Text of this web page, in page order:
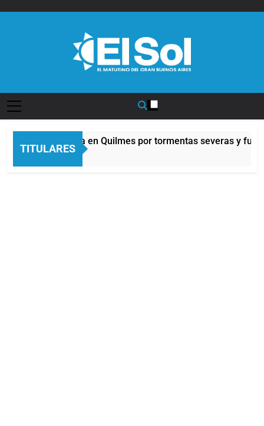
TITULARES
Alerta naranja en Quilmes por tormentas severas y
3 Horas Atrás